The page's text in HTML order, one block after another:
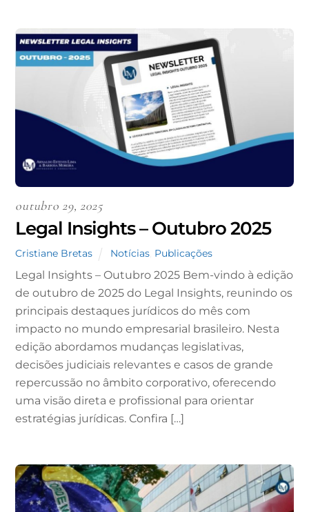
outubro 29, 2025
Legal Insights – Outubro 2025
Cristiane Bretas Notícias, Publicações
Legal Insights – Outubro 2025 Bem-vindo à edição
de outubro de 2025 do Legal Insights, reunindo os
principais destaques jurídicos do mês com
impacto no mundo empresarial brasileiro. Nesta
edição abordamos mudanças legislativas,
decisões judiciais relevantes e casos de grande
repercussão no âmbito corporativo, oferecendo
uma visão direta e profissional para orientar
estratégias jurídicas. Confira […]